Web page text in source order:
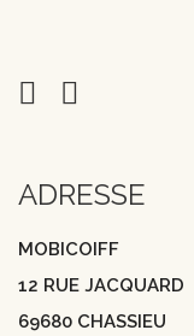
ADRESSE
MOBICOIFF
12 RUE JACQUARD
69680 CHASSIEU